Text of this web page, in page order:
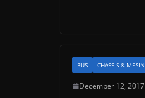
BUS CHASSIS & MESIN
December 12, 2017